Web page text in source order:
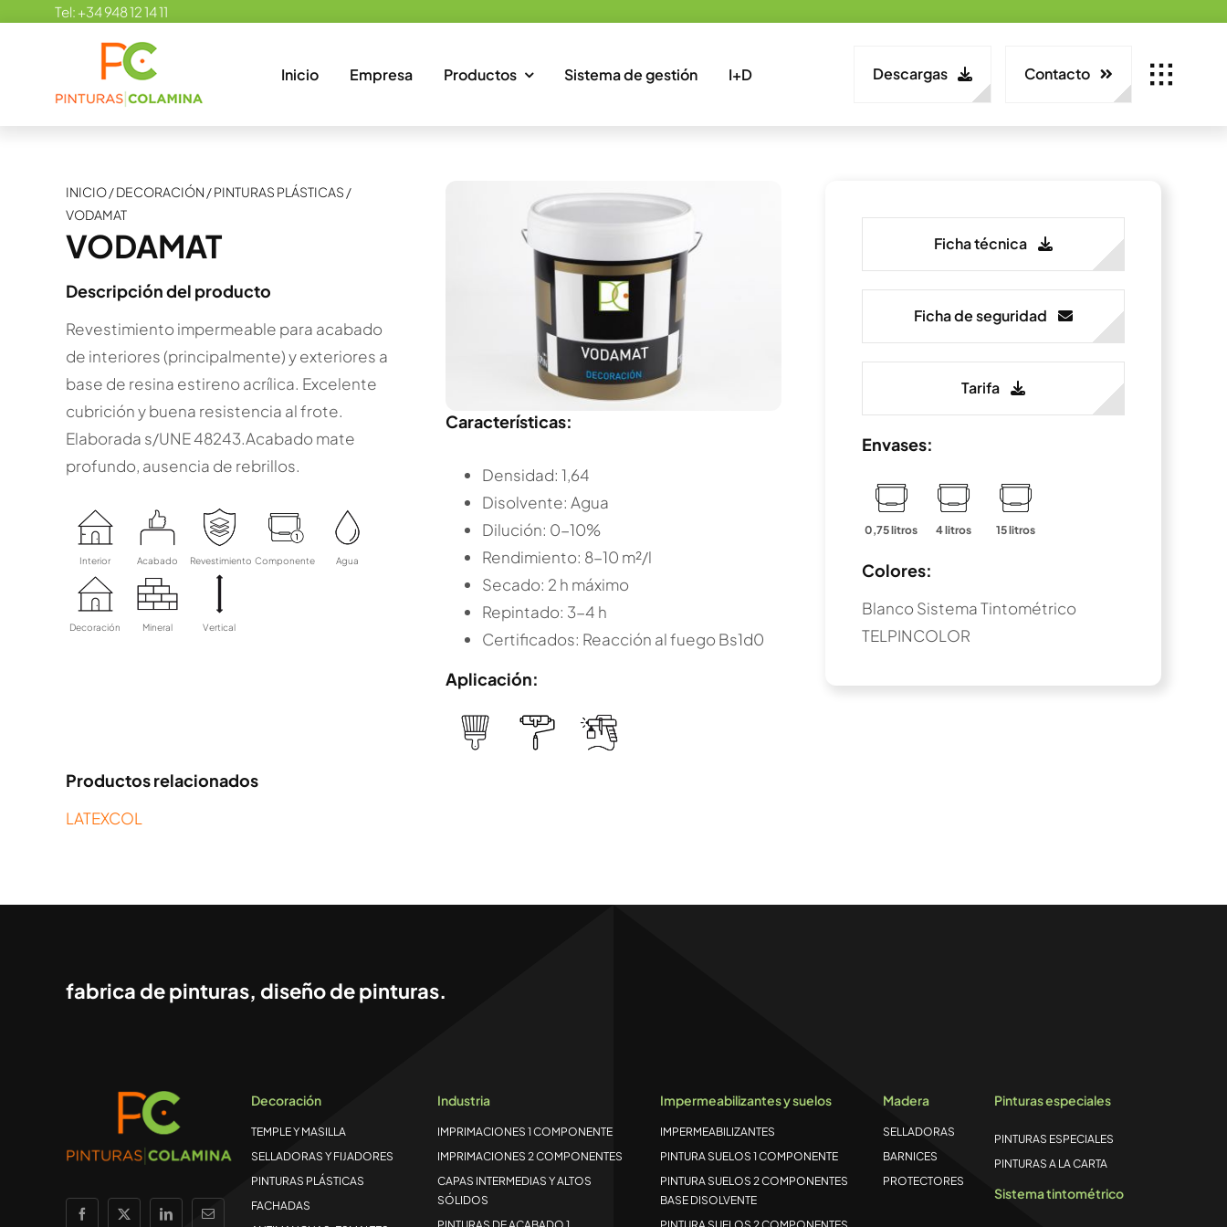
Tel:+34 948 12 14 11
Inicio Empresa Productos Sistema de gestión I+D Descargas Contacto
INICIO/DECORACIÓN /PINTURAS PLÁSTICAS /
VODAMAT
VODAMAT
Descripción del producto
Revestimiento impermeable para acabado
de interiores (principalmente) y exteriores a
base de resina estireno acrílica. Excelente
cubrición y buena resistencia al frote.
Elaborada s/UNE 48243.Acabado mate
profundo, ausencia de rebrillos.
Interior Acabado Revestimiento Componente Agua
Decoración Mineral Vertical
Características:
Densidad: 1,64
Disolvente: Agua
Dilución: 0-10%
Rendimiento: 8-10 m²/l
Secado: 2 h máximo
Repintado: 3-4 h
Certificados: Reacción al fuego Bs1d0
Aplicación:
Ficha técnica
Ficha de seguridad
Tarifa
Envases:
0,75 litros 4 litros 15 litros
Colores:
Blanco Sistema Tintométrico
TELPINCOLOR
Productos relacionados
LATEXCOL
fabrica de pinturas, diseño de pinturas.
Decoración
TEMPLE Y MASILLA
SELLADORAS Y FIJADORES
PINTURAS PLÁSTICAS
FACHADAS
Industria
IMPRIMACIONES 1 COMPONENTE
IMPRIMACIONES 2 COMPONENTES
CAPAS INTERMEDIAS Y ALTOS
SÓLIDOS
Impermeabilizantes y suelos
IMPERMEABILIZANTES
PINTURA SUELOS 1 COMPONENTE
PINTURA SUELOS 2 COMPONENTES
BASE DISOLVENTE
Madera
SELLADORAS
BARNICES
PROTECTORES
Pinturas especiales
PINTURAS ESPECIALES
PINTURAS A LA CARTA
Sistema tintométrico